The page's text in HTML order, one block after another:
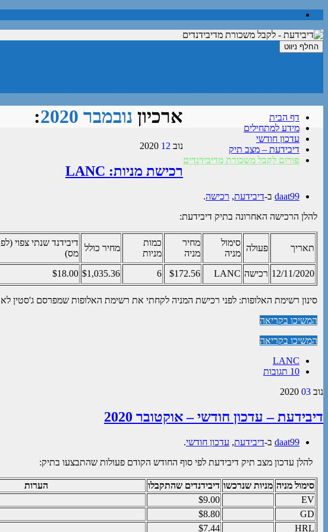
החלף ניווט
דף הבית
מידע למתחילים
עדכון חודשי
דיבידעת – מצב תיק
פורום לקבל משכורת מדיבידנדים
ארכיון נובמבר 2020 :
נוב 12
2020
רכישת מניות: LANC
daat99 ב-דיבידעת, רכישה.
להלן הרכישה האחרונה בתיק דיבידעת:
תאריך פעולה
סימול
מניה
מחיר
מניה
כמות
מניות
מחיר כולל
דיבידנד שנתי צפוי
מס)
12/11/2020 רכישה LANC
$172.56
6
$1,035.36
$18.00
סינון רשימת האלופות: לפני רכישת המניה לקחתי את רשימת האלופות שמפרסם ג'סטין
המשיכו בקריאה
המשיכו בקריאה
LANC
10 תגובות
נוב 03
2020
דיבידעת – עדכון חודשי – אוקטובר 2020
daat99 ב-דיבידעת, עדכון חודשי.
להלן עדכון מצב תיק דיבידעת לפי סוף החודש הקודם פעולות שהתבצעו בתיק:
סימול מניה מניות שנרכשו דיבידנדים שהתקבלו
הערות
EV
$9.00
GD
$8.80
HRL
$7.44